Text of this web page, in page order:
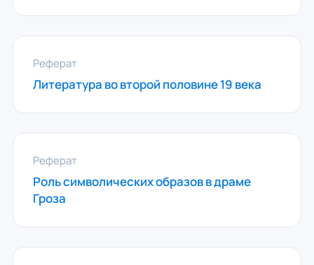
Реферат
Литература во второй половине 19 века
Реферат
Роль символических образов в драме
Гроза